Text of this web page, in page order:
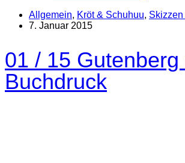
Allgemein, Kröt & Schuhuu,
7. Januar 2015
01 / 15
Buchdruck